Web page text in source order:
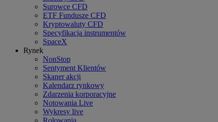
Surowce CFD
ETF Fundusze CFD
Kryptowaluty CFD
Specyfikacja instrumentów
SpaceX
Rynek
NonStop
Sentyment Klientów
Skaner akcji
Kalendarz rynkowy
Zdarzenia korporacyjne
Notowania Live
Wykresy live